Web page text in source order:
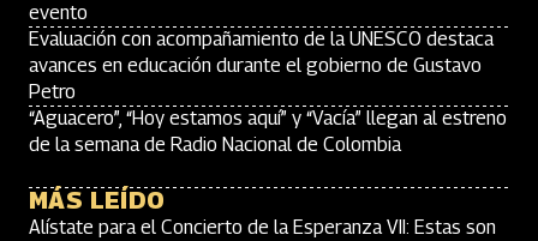
evento
Evaluación con acompañamiento de la UNESCO destaca
avances en educación durante el gobierno de Gustavo
Petro
“Aguacero”, “Hoy estamos aquí” y “Vacía” llegan al estreno
de la semana de Radio Nacional de Colombia
MÁS LEÍDO
Alístate para el Concierto de la Esperanza VII: Estas son